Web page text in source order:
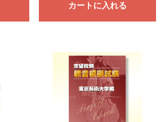
カートに入れる